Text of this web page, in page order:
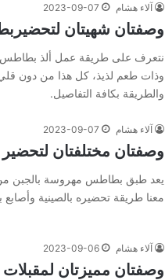
آلاء هشام 2023-09-07
وصفتان شهيتان
نتعرف على طريقة عمل ألذ
وذات طعم لذيذ، كل هذا من دون قلي
والطريقة بكافة التفاصيل.
آلاء هشام 2023-09-07
وصفتان مختلفتان
يعد طبق بطاطس مهروسة بالجبن من
معنا طريقة تحضيره بالصينية وأصابع
آلاء هشام 2023-09-06
وصفتان مميزتان